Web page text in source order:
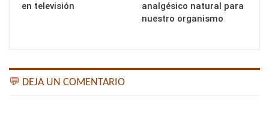
en televisión
analgésico natural para
nuestro organismo
💬 DEJA UN COMENTARIO